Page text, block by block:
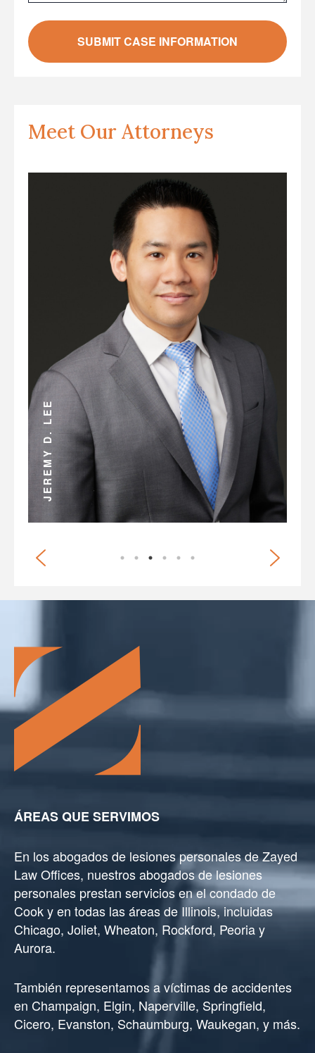
Meet Our Attorneys
JEREMY D. LEE
ÁREAS QUE SERVIMOS
En los abogados de lesiones personales de Zayed
Law Offices, nuestros abogados de lesiones
personales prestan servicios en el condado de
Cook y en todas las áreas de Illinois, incluidas
Chicago, Joliet, Wheaton, Rockford, Peoria y
Aurora.
También representamos a víctimas de accidentes
en Champaign, Elgin, Naperville, Springfield,
Cicero, Evanston, Schaumburg, Waukegan, y más.